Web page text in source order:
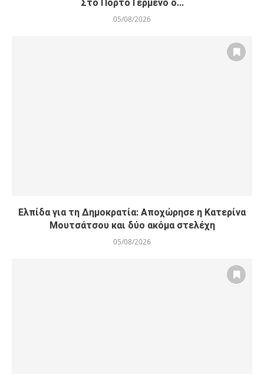
Στο Πόρτο Γερμένο ο...
05/08/2026
Ελπίδα για τη Δημοκρατία: Αποχώρησε η Κατερίνα
Μουτσάτσου και δύο ακόμα στελέχη
05/08/2026